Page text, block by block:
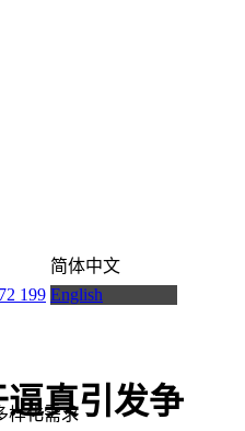
199
简体中文
English
样化需求真引发争